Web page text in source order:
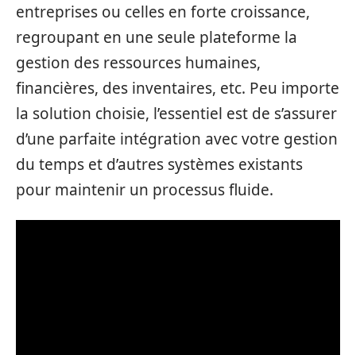
entreprises ou celles en forte croissance,
regroupant en une seule plateforme la
gestion des ressources humaines,
financières, des inventaires, etc. Peu importe
la solution choisie, l’essentiel est de s’assurer
d’une parfaite intégration avec votre gestion
du temps et d’autres systèmes existants
pour maintenir un processus fluide.